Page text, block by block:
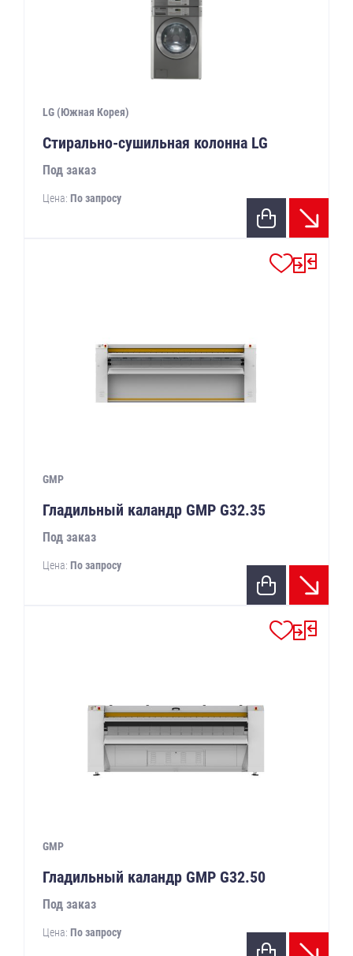
LG (Южная Корея)
Стирально-сушильная колонна LG
Под заказ
Цена: По запросу
GMP
Гладильный каландр GMP G32.35
Под заказ
Цена: По запросу
GMP
Гладильный каландр GMP G32.50
Под заказ
Цена: По запросу